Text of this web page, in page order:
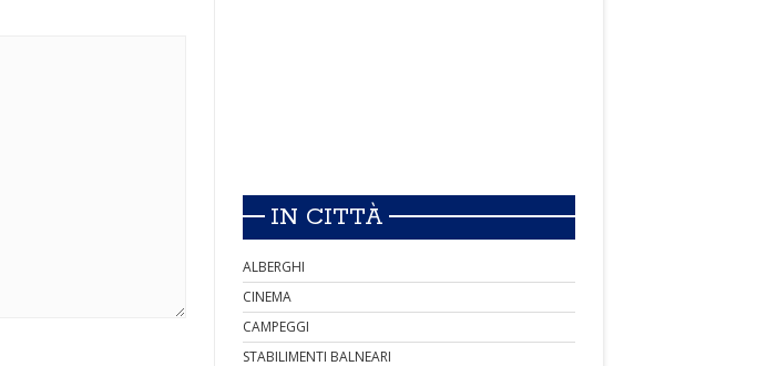
IN CITTÀ
ALBERGHI
CINEMA
CAMPEGGI
STABILIMENTI BALNEARI